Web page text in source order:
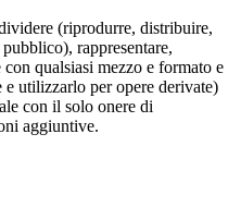
(riprodurre, distribuire,
rappresentare,
qualsiasi mezzo e formato e
utilizzarlo per opere derivate)
con il solo onere di
aggiuntive.